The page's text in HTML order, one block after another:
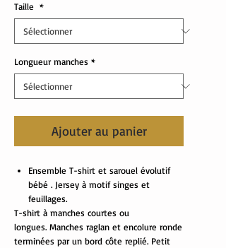
Taille *
Longueur manches *
Ajouter au panier
Ensemble T-shirt et sarouel évolutif
bébé . Jersey à motif singes et
feuillages.
T-shirt à manches courtes ou
longues. Manches raglan et encolure ronde
terminées par un bord côte replié. Petit